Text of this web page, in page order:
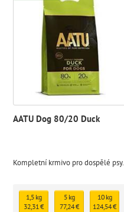
AATU Dog 80/20 Duck
Kompletní krmivo pro dospělé psy.
1,5 kg
32,31 €
5 kg
77,24 €
10 kg
124,54 €